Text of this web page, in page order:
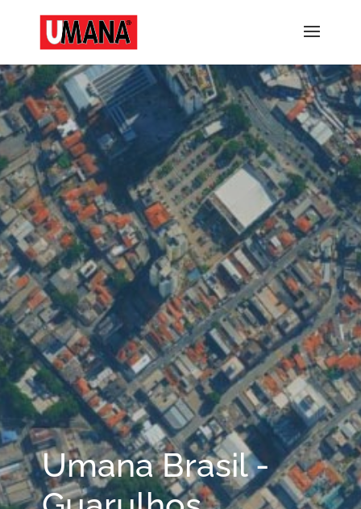
Umana Brasil -